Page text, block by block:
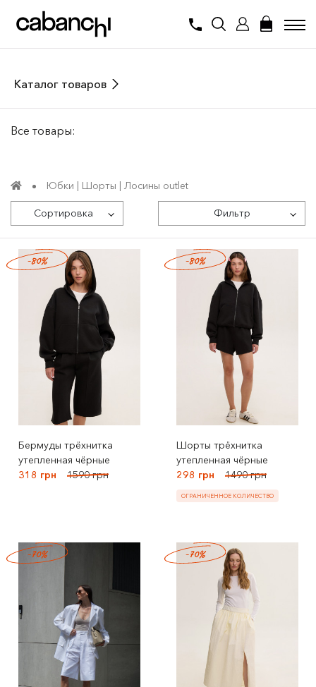
Каталог товаров
Все товары:
Юбки | Шорты | Лосины outlet
Сортировка Фильтр
Бермуды трёхнитка
утепленная чёрные
318 грн
1590 грн
-80%
Шорты трёхнитка
утепленная чёрные
298 грн
1490 грн
ОГРАНИЧЕННОЕ КОЛИЧЕСТВО
-80%
-70% -70%